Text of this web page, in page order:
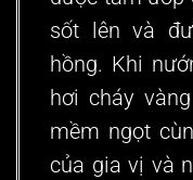
sốt lên và
hồng. Khi
hơi cháy
mềm ngọt
của gia vị và